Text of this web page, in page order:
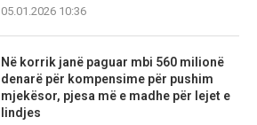
05.01.2026 10:36
Në korrik janë paguar mbi 560 milionë
denarë për kompensime për pushim
mjekësor, pjesa më e madhe për lejet e
lindjes